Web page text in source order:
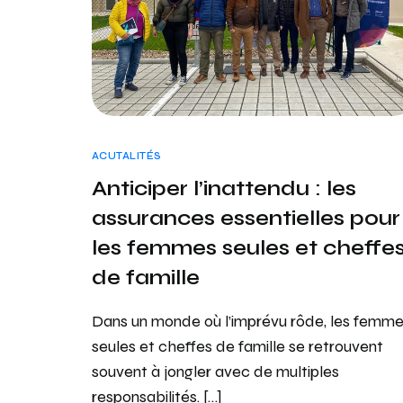
ACUTALITÉS
Anticiper l’inattendu : les
assurances essentielles pour
les femmes seules et
de famille
Dans un monde où l’imprévu rôde, les
seules et cheffes de famille se retrouvent
souvent à jongler avec de multiples
responsabilités. […]